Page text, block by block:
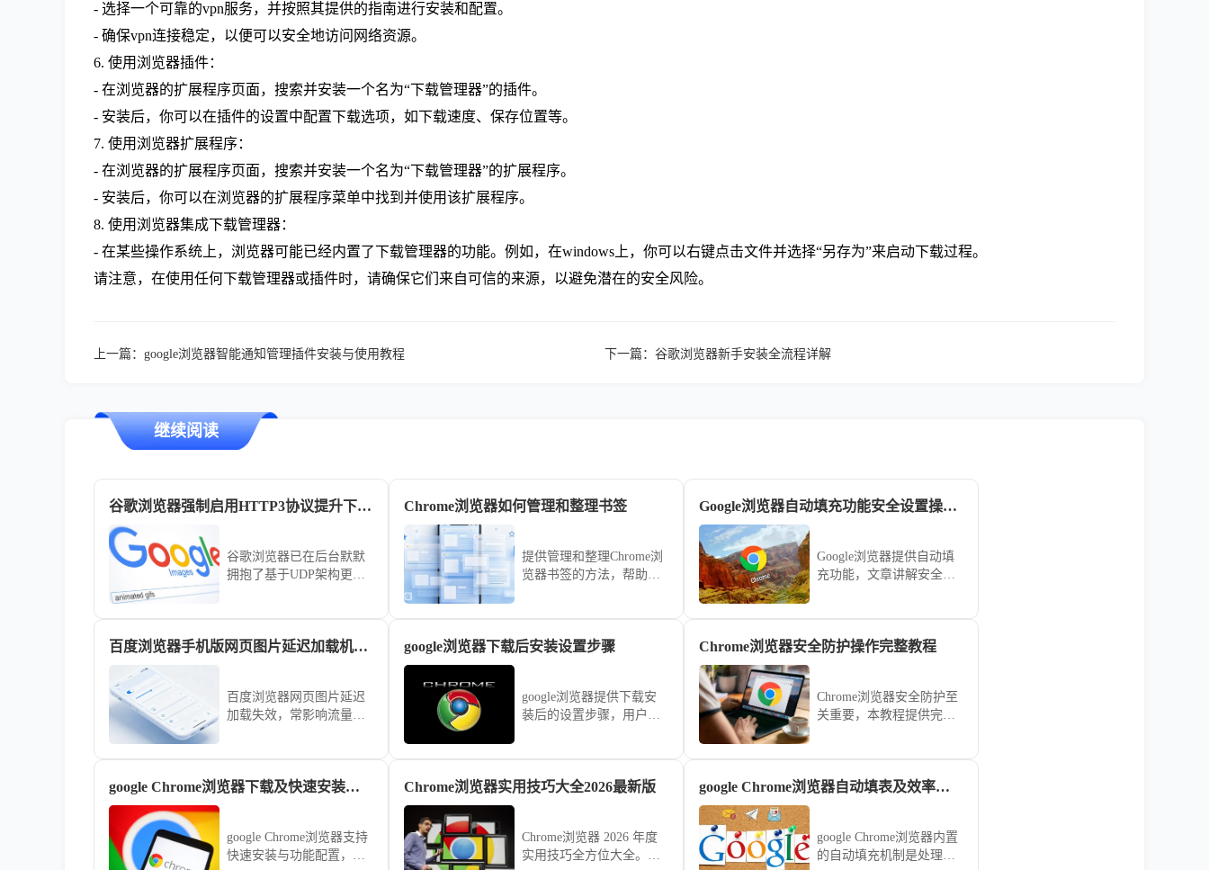
- 选择一个可靠的vpn服务，并按照其提供的指南进行安装和配置。
- 确保vpn连接稳定，以便可以安全地访问网络资源。
6. 使用浏览器插件：
- 在浏览器的扩展程序页面，搜索并安装一个名为“下载管理器”的插件。
- 安装后，你可以在插件的设置中配置下载选项，如下载速度、保存位置等。
7. 使用浏览器扩展程序：
- 在浏览器的扩展程序页面，搜索并安装一个名为“下载管理器”的扩展程序。
- 安装后，你可以在浏览器的扩展程序菜单中找到并使用该扩展程序。
8. 使用浏览器集成下载管理器：
- 在某些操作系统上，浏览器可能已经内置了下载管理器的功能。例如，在windows上，你可以右键点击文件并选择“另存为”来启动下载过程。
请注意，在使用任何下载管理器或插件时，请确保它们来自可信的来源，以避免潜在的安全风险。
上一篇： google浏览器智能通知管理插件安装与使用教程 下一篇： 谷歌浏览器新手安装全流程详解
继续阅读
谷歌浏览器强制启用HTTP3协议提升下一代网络访问速度解析
谷歌浏览器已在后台默默
拥抱了基于UDP架构更加
制启用全新的HTTP3网络
速度，助您抢先体验谷歌
浏览器强制启用HTTP3协
Chrome浏览器如何管理和整理书签
提供管理和整理Chrome浏
览器书签的方法，帮助用
Google浏览器自动填充功能安全设置操作方法
Google浏览器提供自动填
充功能，文章讲解安全设
充。
百度浏览器手机版网页图片延迟加载机制失效排查
百度浏览器网页图片延迟
加载失效，常影响流量使
辑，教您精准定位失效点
google浏览器下载后安装设置步骤
google浏览器提供下载安
装后的设置步骤，用户可
Chrome浏览器安全防护操作完整教程
Chrome浏览器安全防护至
关重要，本教程提供完整
全。
google Chrome浏览器下载及快速安装及功能配置操作
google Chrome浏览器支持
快速安装与功能配置，用
Chrome浏览器实用技巧大全2026最新版
Chrome浏览器 2026 年度
实用技巧全方位大全。涵
google Chrome浏览器自动填表及效率提升策略
google Chrome浏览器内置
的自动填充机制是处理繁